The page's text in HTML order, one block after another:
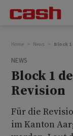
Home News Block
NEWS
Block 1
Revision
Für die
im Kanton